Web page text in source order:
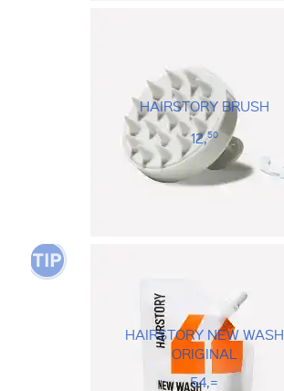
HAIRSTORY BRUSH
12,50
HAIRSTORY NEW WASH
ORIGINAL
54,=